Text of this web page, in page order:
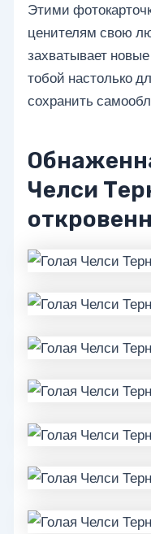
Этими
ценителям свою
захватывает
тобой настолько
сохранить
Челси